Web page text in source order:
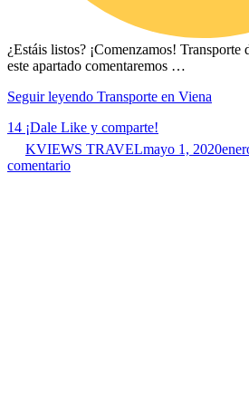
¿Estáis listos? ¡Comenzamos! Transporte
este apartado comentaremos …
Seguir leyendo Transporte en Viena
14 ¡Dale Like y comparte!
KVIEWS TRAVELmayo 1, 2020
comentario